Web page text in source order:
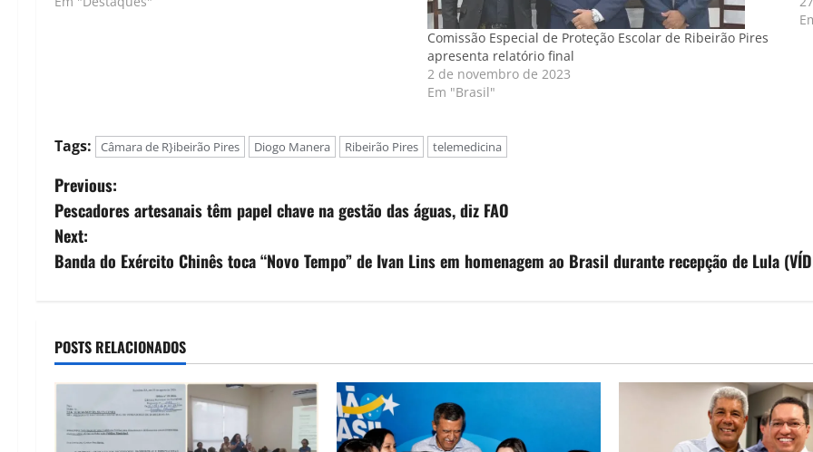
Comissão Especial de Proteção Escolar de Ribeirão Pires
apresenta relatório final
2 de novembro de 2023
Em "Brasil"
Tags: Câmara de R}ibeirão Pires Diogo Manera Ribeirão Pires telemedicina
P
o
s
n
a
Previous:
Pescadores artesanais têm papel chave na gestão das águas, diz FAO
Next:
Banda do Exército Chinês toca “Novo Tempo” de Ivan Lins em homenagem ao Brasil durante recepção de Lula
POSTS RELACIONADOS